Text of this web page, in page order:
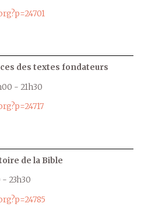
des textes fondateurs
- 21h30
de la Bible
- 23h30